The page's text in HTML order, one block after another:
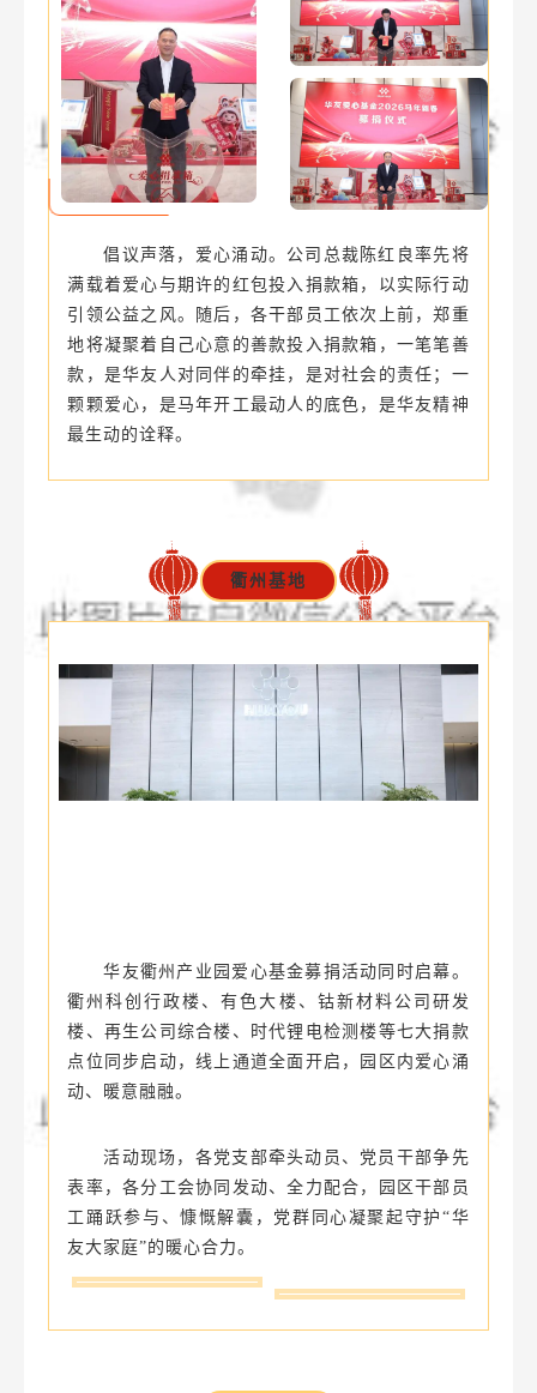
倡议声落，爱心涌动。公司总裁陈红良率先将
满载着爱心与期许的红包投入捐款箱，以实际行动
引领公益之风。随后，各干部员工依次上前，郑重
地将凝聚着自己心意的善款投入捐款箱，一笔笔善
款，是华友人对同伴的牵挂，是对社会的责任；一
颗颗爱心，是马年开工最动人的底色，是华友精神
最生动的诠释。
衢州基地
华友衢州产业园爱心基金募捐活动同时启幕。
衢州科创行政楼、有色大楼、钴新材料公司研发
楼、再生公司综合楼、时代锂电检测楼等七大捐款
点位同步启动，线上通道全面开启，园区内爱心涌
动、暖意融融。